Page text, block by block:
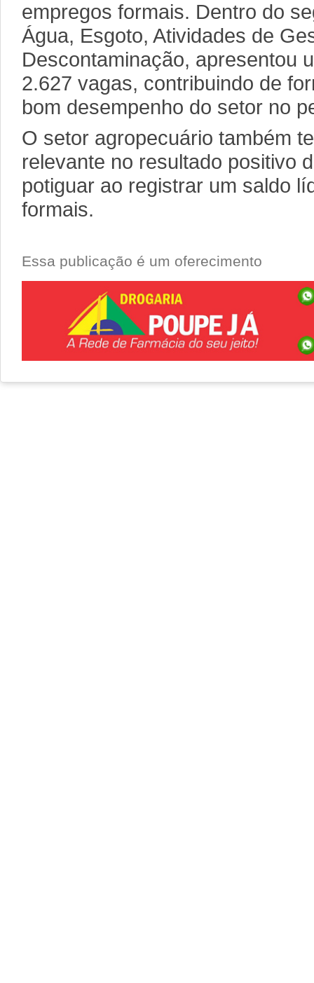
empregos formais. Dentro do
Água, Esgoto, Atividades de
Descontaminação, apresentou
2.627 vagas, contribuindo de
bom desempenho do setor no
O setor agropecuário também
relevante no resultado positivo
potiguar ao registrar um saldo
formais.
Essa publicação é um oferecimento